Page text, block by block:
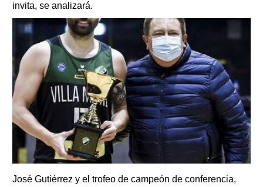
invita, se analizará.
José Gutiérrez y el trofeo de campeón de conferencia,